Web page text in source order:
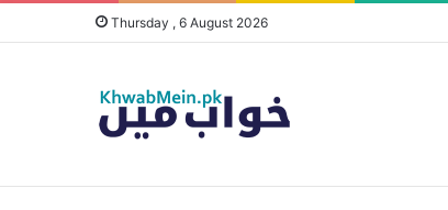
Thursday , 6 August 2026